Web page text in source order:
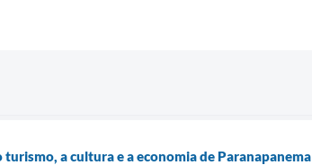
a cultura e a economia de Paranapanema